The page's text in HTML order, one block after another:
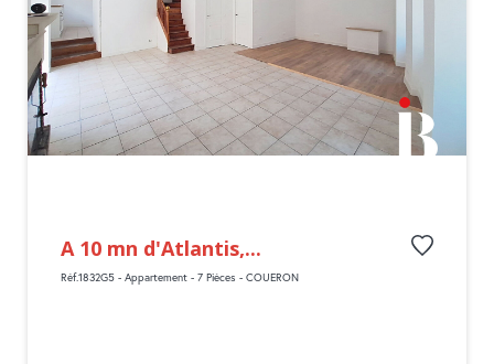
A 10 mn d'Atlantis,...
Réf.1832G5 - Appartement - 7 Pièces - COUERON